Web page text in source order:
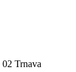
Trnava